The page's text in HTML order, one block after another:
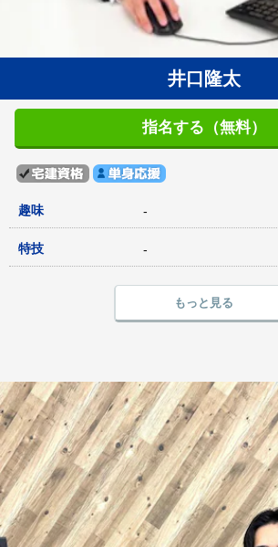
井口隆太
指名する（無料）
趣味 -
特技 -
もっと見る